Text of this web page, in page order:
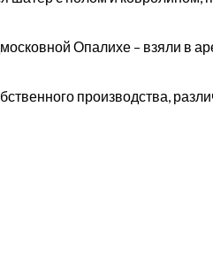
Опалихе – взяли в
производства,